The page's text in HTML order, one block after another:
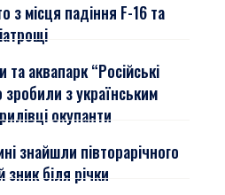
з місця падіння F-16 та
та аквапарк “Російські
з українським
окупанти
знайшли півторарічного
біля річки